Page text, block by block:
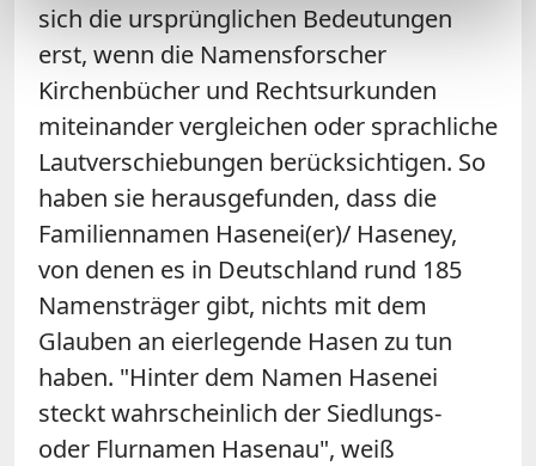
sich die ursprünglichen Bedeutungen
erst, wenn die Namensforscher
Kirchenbücher und Rechtsurkunden
miteinander vergleichen oder sprachliche
Lautverschiebungen berücksichtigen. So
haben sie herausgefunden, dass die
Familiennamen Hasenei(er)/ Haseney,
von denen es in Deutschland rund 185
Namensträger gibt, nichts mit dem
Glauben an eierlegende Hasen zu tun
haben. "Hinter dem Namen Hasenei
steckt wahrscheinlich der Siedlungs-
oder Flurnamen Hasenau", weiß